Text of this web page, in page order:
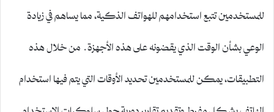
للمستخدمين تتبع استخدامهم للهواتف الذكية، مما يساهم في زيادة
الوعي بشأن الوقت الذي يقضونه على هذه الأجهزة. من خلال هذه
التطبيقات، يمكن للمستخدمين تحديد الأوقات التي يتم فيها استخدام